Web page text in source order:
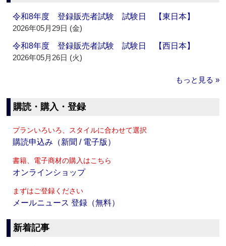
令和8年度 登録販売者試験 試験日 【東日本】
2026年05月29日 (金)
令和8年度 登録販売者試験 試験日 【西日本】
2026年05月26日 (火)
もっと見る »
購読・購入・登録
プランいろいろ、スタイルに合わせて選択
購読申込み（新聞 / 電子版）
書籍、電子商材の購入はこちら
オンラインショップ
まずはご登録ください
メールニュース 登録（無料）
新着記事